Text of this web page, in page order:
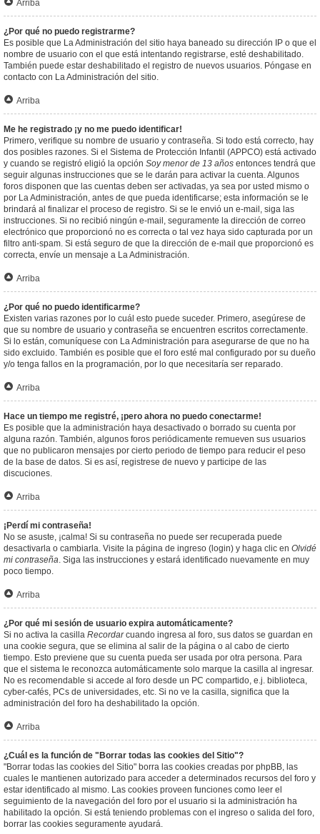
Arriba
¿Por qué no puedo registrarme?
Es posible que La Administración del sitio haya baneado su dirección IP o que el
nombre de usuario con el que está intentando registrarse, esté deshabilitado.
También puede estar deshabilitado el registro de nuevos usuarios. Póngase en
contacto con La Administración del sitio.
Arriba
Me he registrado ¡y no me puedo identificar!
Primero, verifique su nombre de usuario y contraseña. Si todo está correcto, hay
dos posibles razones. Si el Sistema de Protección Infantil (APPCO) está activado
y cuando se registró eligió la opción Soy menor de 13 años entonces tendrá que
seguir algunas instrucciones que se le darán para activar la cuenta. Algunos
foros disponen que las cuentas deben ser activadas, ya sea por usted mismo o
por La Administración, antes de que pueda identificarse; esta información se le
brindará al finalizar el proceso de registro. Si se le envió un e-mail, siga las
instrucciones. Si no recibió ningún e-mail, seguramente la dirección de correo
electrónico que proporcionó no es correcta o tal vez haya sido capturada por un
filtro anti-spam. Si está seguro de que la dirección de e-mail que proporcionó es
correcta, envíe un mensaje a La Administración.
Arriba
¿Por qué no puedo identificarme?
Existen varias razones por lo cuál esto puede suceder. Primero, asegúrese de
que su nombre de usuario y contraseña se encuentren escritos correctamente.
Si lo están, comuníquese con La Administración para asegurarse de que no ha
sido excluido. También es posible que el foro esté mal configurado por su dueño
y/o tenga fallos en la programación, por lo que necesitaría ser reparado.
Arriba
Hace un tiempo me registré, ¡pero ahora no puedo conectarme!
Es posible que la administración haya desactivado o borrado su cuenta por
alguna razón. También, algunos foros periódicamente remueven sus usuarios
que no publicaron mensajes por cierto periodo de tiempo para reducir el peso
de la base de datos. Si es así, registrese de nuevo y participe de las
discuciones.
Arriba
¡Perdí mi contraseña!
No se asuste, ¡calma! Si su contraseña no puede ser recuperada puede
desactivarla o cambiarla. Visite la página de ingreso (login) y haga clic en Olvidé
mi contraseña. Siga las instrucciones y estará identificado nuevamente en muy
poco tiempo.
Arriba
¿Por qué mi sesión de usuario expira automáticamente?
Si no activa la casilla Recordarcuando ingresa al foro, sus datos se guardan en
una cookie segura, que se elimina al salir de la página o al cabo de cierto
tiempo. Esto previene que su cuenta pueda ser usada por otra persona. Para
que el sistema le reconozca automáticamente solo marque la casilla al ingresar.
No es recomendable si accede al foro desde un PC compartido, e.j. biblioteca,
cyber-cafés, PCs de universidades, etc. Si no ve la casilla, significa que la
administración del foro ha deshabilitado la opción.
Arriba
¿Cuál es la función de "Borrar todas las cookies del Sitio"?
"Borrar todas las cookies del Sitio" borra las cookies creadas por phpBB, las
cuales le mantienen autorizado para acceder a determinados recursos del foro y
estar identificado al mismo. Las cookies proveen funciones como leer el
seguimiento de la navegación del foro por el usuario si la administración ha
habilitado la opción. Si está teniendo problemas con el ingreso o salida del foro,
borrar las cookies seguramente ayudará.